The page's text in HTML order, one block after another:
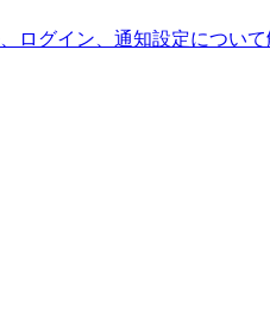
ログイン、通知設定について